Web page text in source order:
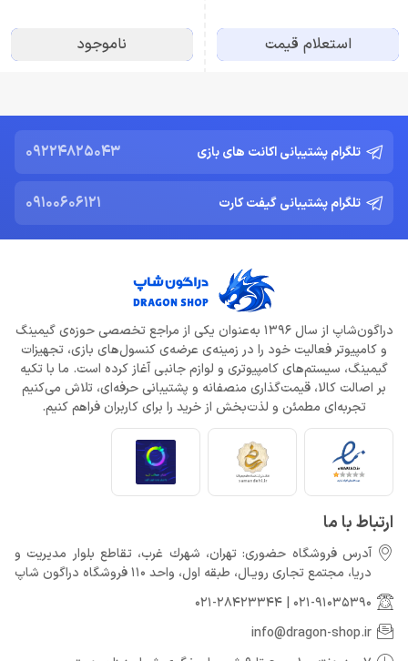
استعلام قیمت ناموجود
تلگرام پشتیبانی اکانت های بازی 09224825043
تلگرام پشتیبانی گیفت کارت 09100606121
دراگون‌شاپ از سال 1396 به‌عنوان یکی از مراجع تخصصی حوزه‌ی گیمینگ
و کامپیوتر فعالیت خود را در زمینه‌ی عرضه‌ی کنسول‌های بازی، تجهیزات
گیمینگ، سیستم‌های کامپیوتری و لوازم جانبی آغاز کرده است. ما با تکیه
بر اصالت کالا، قیمت‌گذاری منصفانه و پشتیبانی حرفه‌ای، تلاش می‌کنیم
تجربه‌ای مطمئن و لذت‌بخش از خرید را برای کاربران فراهم کنیم.
ارتباط با ما
آدرس فروشگاه حضوری: تهران، شهرك غرب، تقاطع بلوار مدیریت و
دريا، مجتمع تجارى رويـال، طبقه اول، واحد 110 فروشگاه دراگون شاپ
021-91035390
021-28423344
info@dragon-shop.ir